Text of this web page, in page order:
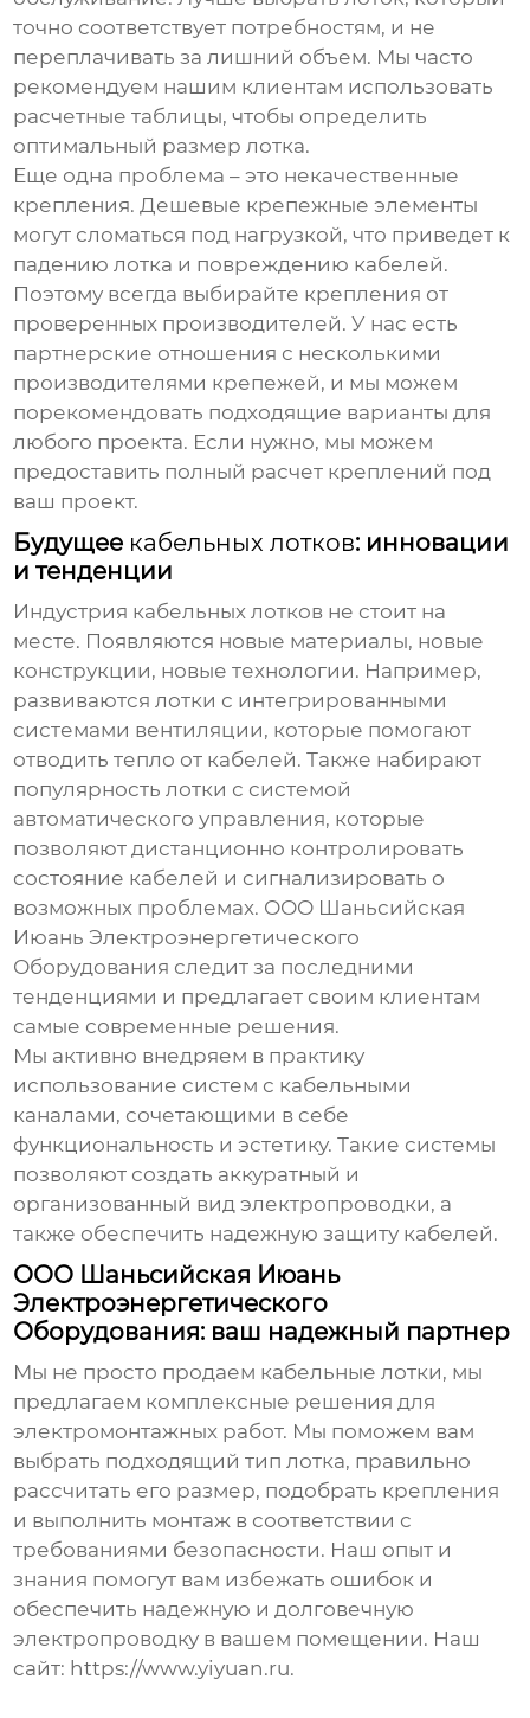
точно соответствует потребностям, и не
переплачивать за лишний объем. Мы часто
рекомендуем нашим клиентам использовать
расчетные таблицы, чтобы определить
оптимальный размер лотка.
Еще одна проблема – это некачественные
крепления. Дешевые крепежные элементы
могут сломаться под нагрузкой, что приведет к
падению лотка и повреждению кабелей.
Поэтому всегда выбирайте крепления от
проверенных производителей. У нас есть
партнерские отношения с несколькими
производителями крепежей, и мы можем
порекомендовать подходящие варианты для
любого проекта. Если нужно, мы можем
предоставить полный расчет креплений под
ваш проект.
Будущее кабельных лотков: инновации
и тенденции
Индустрия кабельных лотков не стоит на
месте. Появляются новые материалы, новые
конструкции, новые технологии. Например,
развиваются лотки с интегрированными
системами вентиляции, которые помогают
отводить тепло от кабелей. Также набирают
популярность лотки с системой
автоматического управления, которые
позволяют дистанционно контролировать
состояние кабелей и сигнализировать о
возможных проблемах. ООО Шаньсийская
Июань Электроэнергетического
Оборудования следит за последними
тенденциями и предлагает своим клиентам
самые современные решения.
Мы активно внедряем в практику
использование систем с кабельными
каналами, сочетающими в себе
функциональность и эстетику. Такие системы
позволяют создать аккуратный и
организованный вид электропроводки, а
также обеспечить надежную защиту кабелей.
ООО Шаньсийская Июань
Электроэнергетического
Оборудования: ваш надежный партнер
Мы не просто продаем кабельные лотки, мы
предлагаем комплексные решения для
электромонтажных работ. Мы поможем вам
выбрать подходящий тип лотка, правильно
рассчитать его размер, подобрать крепления
и выполнить монтаж в соответствии с
требованиями безопасности. Наш опыт и
знания помогут вам избежать ошибок и
обеспечить надежную и долговечную
электропроводку в вашем помещении. Наш
сайт: https://www.yiyuan.ru.